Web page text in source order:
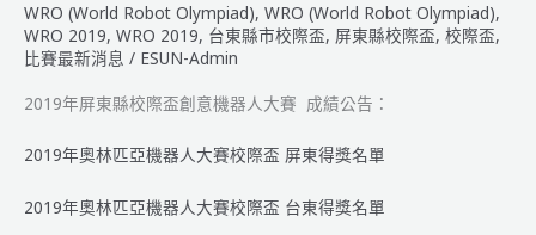
機
器
全
賽-
栗
WRO (World Robot Olympiad), WRO (World Robot Olympiad),
WRO 2019, WRO 2019, 台東縣市校際盃, 屏東縣校際盃, 校際盃,
比賽最新消息 / ESUN-Admin
2019年屏東縣校際盃創意機器人大賽 成績公告：
2019年奧林匹亞機器人大賽校際盃 屏東得獎名單
2019年奧林匹亞機器人大賽校際盃 台東得獎名單